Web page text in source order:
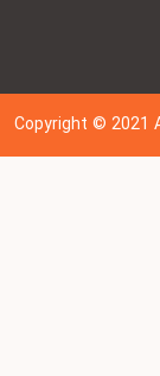
Copyright © 202